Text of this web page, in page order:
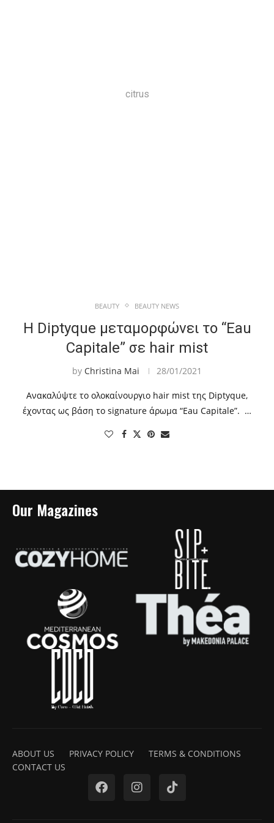
citrus
BEAUTY BEAUTY NEWS
Η Diptyque μεταμορφώνει το “Eau
Capitale” σε hair mist
by Christina Mai 28/01/2021
Ανακαλύψτε το ολοκαίνουργιο hair mist της Diptyque,
έχοντας ως βάση το signature άρωμα “Eau Capitale”. …
Our Magazines
ABOUT US PRIVACY POLICY
TERMS & CONDITIONS
CONTACT US